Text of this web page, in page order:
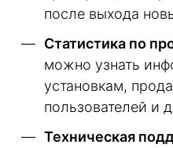
после выхода
Статистика по
можно узнать
установкам,
пользователей и
Техническая